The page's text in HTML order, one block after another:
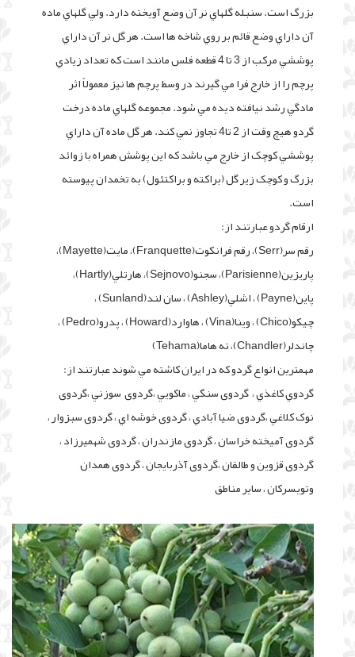
بزرگ است. سنبله گلهاي نر آن وضع آويخته دارد. ولي گلهاي ماده
آن داراي وضع قائم بر روي شاخه ها است. هر گل نر آن داراي
پوششي مرکب از 3 تا 4 قطعه فلس مانند است که تعداد زيادي
پرچم را از خارج فرا مي گيرند در وسط پرچم ها نيز معمولاً اثر
مادگي رشد نيافته ديده مي شود. مجموعه گلهاي ماده درخت
گردو هيچ وقت از 2 تا4 تجاوز نمي کند. هر گل ماده آن داراي
پوششي کوچک از خارج مي باشد که اين پوشش همراه با زوائد
بزرگ و کوچک زير گل (براکته و براکتئول) به تخمدان پيوسته
است.
ارقام گردو عبارتند از:
رقم سر(Serr)، رقم فرانکوت(Franquette)، مايت(Mayette)،
پاريزين(Parisienne)، سجنو(Sejnovo)، هارتلي(Hartly)،
پاين(Payne) ، اشلي(Ashley) ، سان لند(Sunland) ،
چيکو(Chico) ، وينا(Vina) ، هاوارد(Howard) ، پدرو(Pedro) ،
چاندلر(Chandler)، ته هاما(Tehama)
مهمترين انواع گردو که در ايران کاشته مي شوند عبارتند از:
گردوي کاغذي ، گردوی سنگي ، ماکويي ،گردوی سوزني ،گردوی
نوک کلاغي ،گردوی ضيا آبادي ، گردوی خوشه اي ، گردوی سبزوار ،
گردوی آميخته خراسان ، گردوی مازندران ، گردوی شهميرزاد ،
گردوی قزوين و طالقان ،گردوی آذربايجان ، گردوی همدان
وتويسرکان ، ساير مناطق